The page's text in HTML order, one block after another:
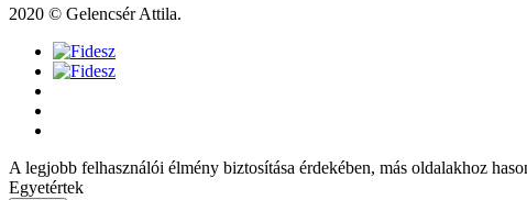
2020 © Gelencsér Attila.
A legjobb felhasználói élmény biztosítása érdekében, más oldalakhoz
Egyetértek